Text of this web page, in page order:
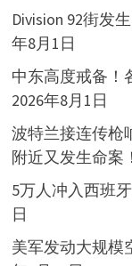
Division 92街发
年8月1日
中东高度戒备！
2026年8月1日
波特兰接连传枪
附近又发生命案！
5万人冲入西班
日
美军发动大规模